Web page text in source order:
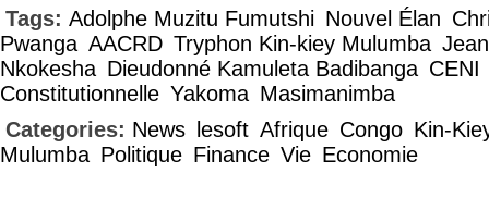
Tags: Adolphe Muzitu Fumutshi Nouvel Élan
Pwanga AACRD Tryphon Kin-kiey Mulumba
Nkokesha Dieudonné Kamuleta Badibanga CENI
Constitutionnelle Yakoma Masimanimba
Categories: News lesoft Afrique Congo Kin-
Mulumba Politique Finance Vie Economie